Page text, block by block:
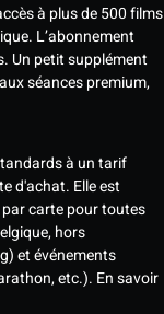
à plus de 500 films
L’abonnement
Un petit supplément
séances premium,
à un tarif
d'achat. Elle est
carte pour toutes
hors
et événements
etc.). En savoir